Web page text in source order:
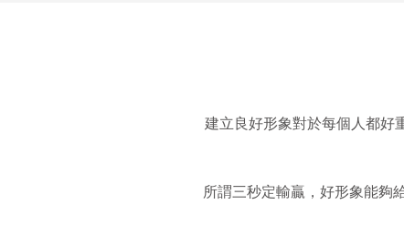
建立良好形象對於每個人都好
所謂三秒定輸贏，好形象能夠